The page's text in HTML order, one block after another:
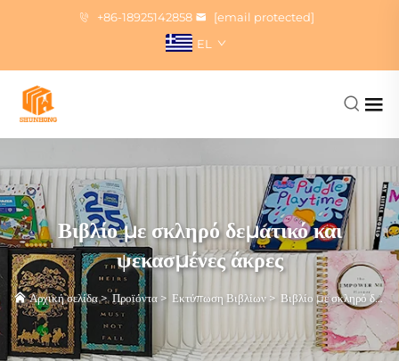
+86-18925142858
[email protected]
EL
Βιβλίο με σκληρό δεματικό και
ψεκασμένες άκρες
Αρχική σελίδα>Προϊόντα > Εκτύπωση Βιβλίων > Βιβλίο με σκληρό δεματικό και ψεκασμένες άκρες